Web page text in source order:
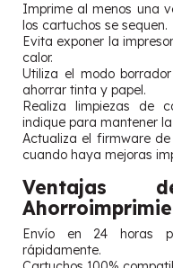
Imprime al menos una
los cartuchos se sequen.
Evita exponer la
calor.
Utiliza el modo
ahorrar tinta y papel.
Realiza limpiezas de
indique para mantener
Actualiza el firmware
cuando haya mejoras
Ventajas
Envío en 24 horas
rápidamente.